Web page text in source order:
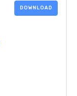
DOWNLOAD